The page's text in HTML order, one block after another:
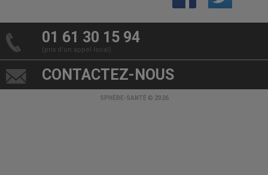
01 61 30 15 94
(prix d’un appel local)
CONTACTEZ-NOUS
SPHÈRE-SANTÉ © 2026